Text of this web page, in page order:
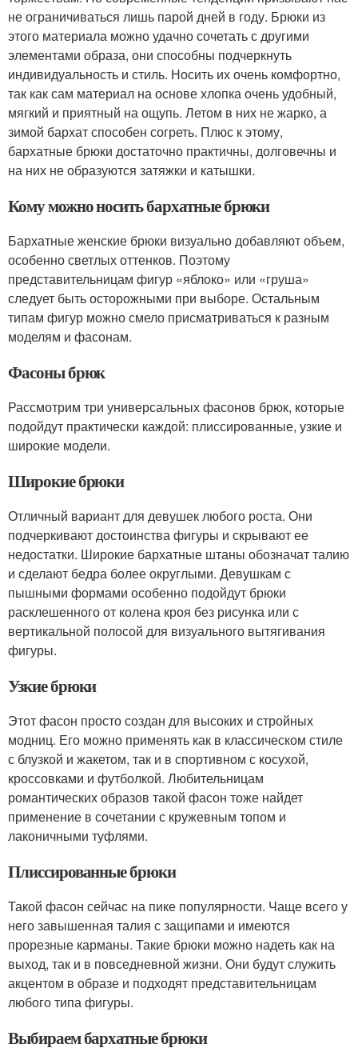
не ограничиваться лишь парой дней в году. Брюки из
этого материала можно удачно сочетать с другими
элементами образа, они способны подчеркнуть
индивидуальность и стиль. Носить их очень комфортно,
так как сам материал на основе хлопка очень удобный,
мягкий и приятный на ощупь. Летом в них не жарко, а
зимой бархат способен согреть. Плюс к этому,
бархатные брюки достаточно практичны, долговечны и
на них не образуются затяжки и катышки.
Кому можно носить бархатные брюки
Бархатные женские брюки визуально добавляют объем,
особенно светлых оттенков. Поэтому
представительницам фигур «яблоко» или «груша»
следует быть осторожными при выборе. Остальным
типам фигур можно смело присматриваться к разным
моделям и фасонам.
Фасоны брюк
Рассмотрим три универсальных фасонов брюк, которые
подойдут практически каждой: плиссированные, узкие и
широкие модели.
Широкие брюки
Отличный вариант для девушек любого роста. Они
подчеркивают достоинства фигуры и скрывают ее
недостатки. Широкие бархатные штаны обозначат талию
и сделают бедра более округлыми. Девушкам с
пышными формами особенно подойдут брюки
расклешенного от колена кроя без рисунка или с
вертикальной полосой для визуального вытягивания
фигуры.
Узкие брюки
Этот фасон просто создан для высоких и стройных
модниц. Его можно применять как в классическом стиле
с блузкой и жакетом, так и в спортивном с косухой,
кроссовками и футболкой. Любительницам
романтических образов такой фасон тоже найдет
применение в сочетании с кружевным топом и
лаконичными туфлями.
Плиссированные брюки
Такой фасон сейчас на пике популярности. Чаще всего у
него завышенная талия с защипами и имеются
прорезные карманы. Такие брюки можно надеть как на
выход, так и в повседневной жизни. Они будут служить
акцентом в образе и подходят представительницам
любого типа фигуры.
Выбираем бархатные брюки